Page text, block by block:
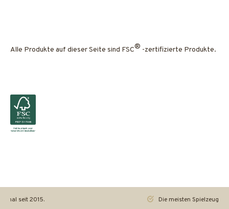
Alle Produkte auf dieser Seite sind FSC® -zertifizierte Produkte.
seit 2015. Die meisten Spielzeuge